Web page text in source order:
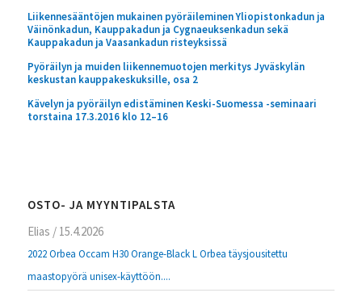
Liikennesääntöjen mukainen pyöräileminen Yliopistonkadun ja
Väinönkadun, Kauppakadun ja Cygnaeuksenkadun sekä
Kauppakadun ja Vaasankadun risteyksissä
Pyöräilyn ja muiden liikennemuotojen merkitys Jyväskylän
keskustan kauppakeskuksille, osa 2
Kävelyn ja pyöräilyn edistäminen Keski-Suomessa -seminaari
torstaina 17.3.2016 klo 12–16
OSTO- JA MYYNTIPALSTA
Elias / 15.4.2026
2022 Orbea Occam H30 Orange-Black L Orbea täysjousitettu
maastopyörä unisex-käyttöön....